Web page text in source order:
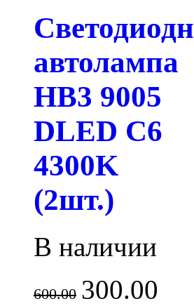
автолампа
HB3 9005
DLED C6
4300K
(2шт.)
В наличии
600.00 300.00